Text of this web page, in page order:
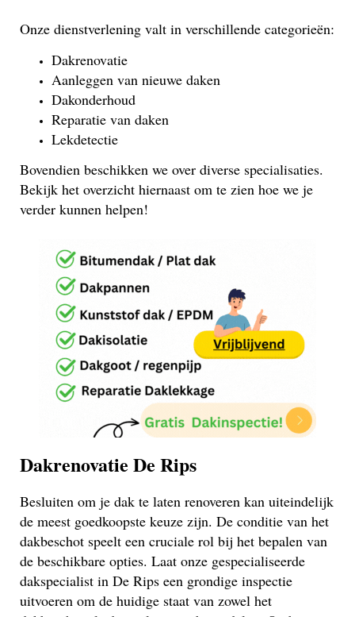
Onze dienstverlening valt in verschillende categorieën:
Dakrenovatie
Aanleggen van nieuwe daken
Dakonderhoud
Reparatie van daken
Lekdetectie
Bovendien beschikken we over diverse specialisaties.
Bekijk het overzicht hiernaast om te zien hoe we je
verder kunnen helpen!
Dakrenovatie De Rips
Besluiten om je dak te laten renoveren kan uiteindelijk
de meest goedkoopste keuze zijn. De conditie van het
dakbeschot speelt een cruciale rol bij het bepalen van
de beschikbare opties. Laat onze gespecialiseerde
dakspecialist in De Rips een grondige inspectie
uitvoeren om de huidige staat van zowel het